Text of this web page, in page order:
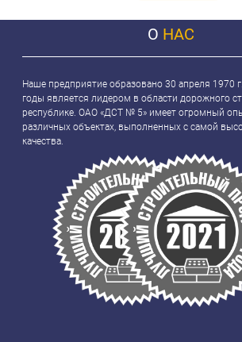
О НАС
Наше предприятие образовано 30 апреля 1970
годы является лидером в области дорожного
республике. ОАО «ДСТ № 5» имеет огромный
различных объектах, выполненных с самой
качества.